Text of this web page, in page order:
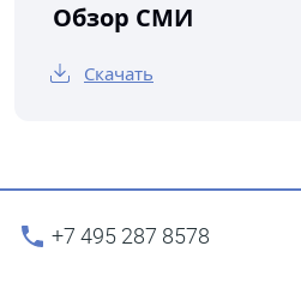
Обзор СМИ
Скачать
+7 495 287 8578